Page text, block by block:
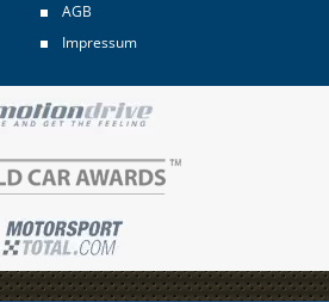
AGB
Impressum